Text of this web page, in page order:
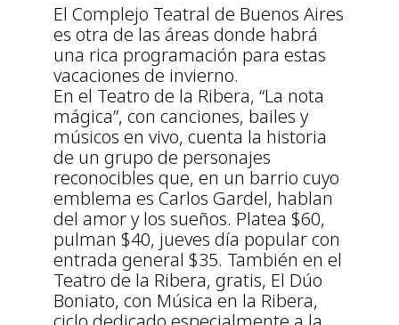
El Complejo Teatral de Buenos Aires
es otra de las áreas donde habrá
una rica programación para estas
vacaciones de invierno.
En el Teatro de la Ribera, “La nota
mágica”, con canciones, bailes y
músicos en vivo, cuenta la historia
de un grupo de personajes
reconocibles que, en un barrio cuyo
emblema es Carlos Gardel, hablan
del amor y los sueños. Platea $60,
pulman $40, jueves día popular con
entrada general $35. También en el
Teatro de la Ribera, gratis, El Dúo
Boniato, con Música en la Ribera,